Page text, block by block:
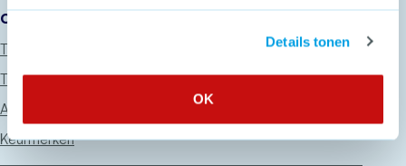
Details tonen
OK
Onze diensten
Thema’s
Trainingen
Advies
Keurmerken